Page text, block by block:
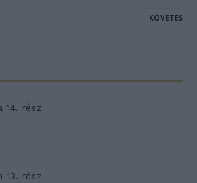
KÖVETÉS
14. rész
13. rész